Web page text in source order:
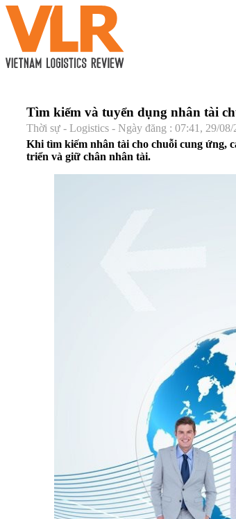
Tìm kiếm và tuyển dụng nhân tài
Thời sự - Logistics - Ngày đăng : 07:41, 29/08/
Khi tìm kiếm nhân tài cho chuỗi cung ứng,
triển và giữ chân nhân tài.